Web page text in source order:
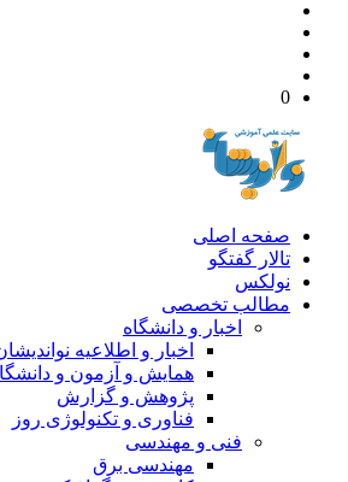
صفحه اصلی
تالار گفتگو
نولکس
مطالب تخصصی
اخبار و دانشگاه
اخبار و اطلاعیه نواندیشان
همایش و آزمون و دانشگاه
پژوهش و گزارش
فناوری و تکنولوژی روز
فنی و مهندسی
مهندسی برق